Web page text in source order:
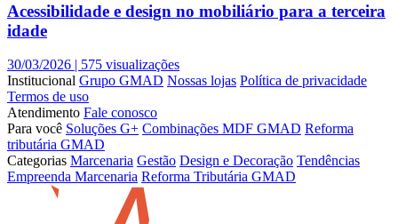
Acessibilidade e design no mobiliário para a terceira
idade
30/03/2026 | 575 visualizações
Institucional Grupo GMAD Nossas lojas Política de privacidade
Termos de uso
Atendimento Fale conosco
Para você Soluções G+ Combinações MDF GMAD Reforma
tributária GMAD
Categorias Marcenaria Gestão Design e Decoração Tendências
Empreenda Marcenaria Reforma Tributária GMAD